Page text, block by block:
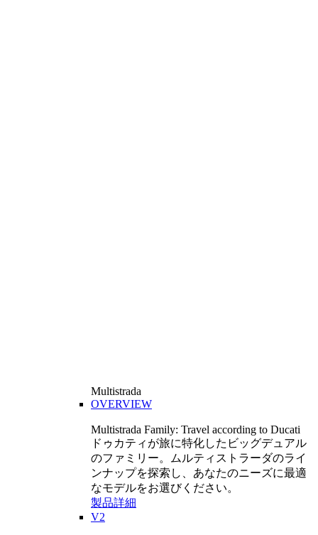
Multistrada
OVERVIEW
Multistrada Family: Travel according to Ducati
ドゥカティが旅に特化したビッグデュアル
のファミリー。ムルティストラーダのライ
ンナップを探索し、あなたのニーズに最適
なモデルをお選びください。
製品詳細
V2